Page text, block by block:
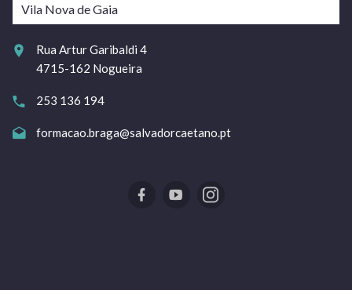
Vila Nova de Gaia
Rua Artur Garibaldi 4
4715-162 Nogueira
253 136 194
formacao.braga@salvadorcaetano.pt